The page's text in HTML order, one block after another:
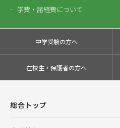
学費・諸経費について
中学受験の方へ
在校生・保護者の方へ
総合トップ